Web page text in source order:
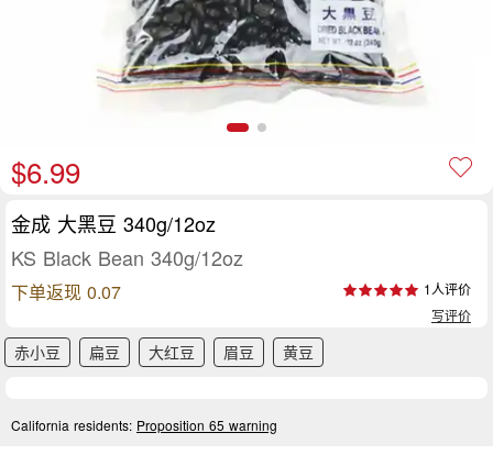
$6.99
金成 大黑豆 340g/12oz
KS Black Bean 340g/12oz
下单返现 0.07
1人评价
写评价
赤小豆 扁豆 大红豆 眉豆 黄豆
California residents: Proposition 65 warning